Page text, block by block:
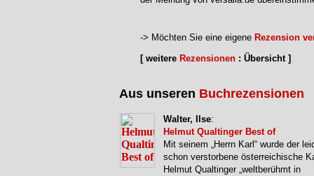
-> Möchten Sie eine eigene Rezension
[ weitere Rezensionen : Übersicht ]
Aus unseren Buchrezensionen
Walter, Ilse:
Helmut Qualtinger Best of
Mit seinem „Herrn Karl“ wurde der
schon verstorbene österreichische
Helmut Qualtinger „weltberühmt in